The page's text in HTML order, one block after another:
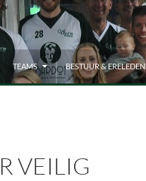
TEAMS BESTUUR & ERELEDEN
VEILIG